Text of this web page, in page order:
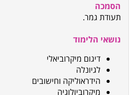
הסמכה
תעודת גמר.
נושאי הלימוד
דיגום מיקרוביאלי
לגיונלה
הידראוליקה וחישובים
מיקרוביולוגיה